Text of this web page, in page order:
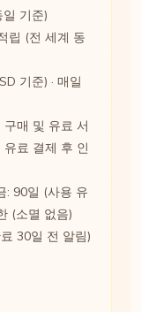
기준)
립 (전 세계 동
기준) · 매일
매 및 유료 서
료 결제 후 인
90일 (사용 유
(소멸 없음)
30일 전 알림)